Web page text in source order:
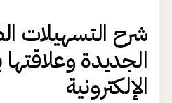
شرح التسهيلات
الجديدة وعلاقتها
الإلكترونية